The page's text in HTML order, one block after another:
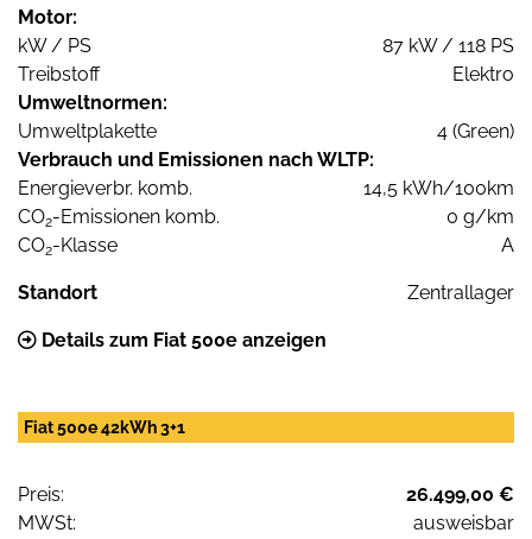
Motor:
kW / PS
87 kW / 118 PS
Treibstoff
Elektro
Umweltnormen:
Umweltplakette
4 (Green)
Verbrauch und Emissionen nach WLTP:
Energieverbr. komb.
14,5 kWh/100km
CO2-Emissionen komb.
0 g/km
CO2-Klasse A
Standort Zentrallager
Details zum Fiat 500e anzeigen
Fiat 500e 42kWh 3+1
Preis:
26.499,00 €
MWSt:
ausweisbar